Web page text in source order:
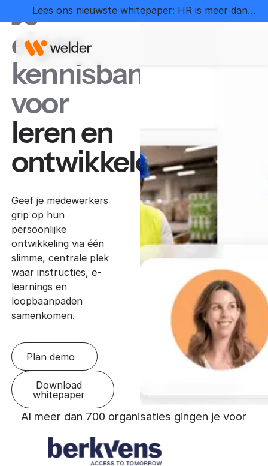
Lees ons nieuwste whitepaper: HR is meer dan
administratie
Je
eigen
kennisbank
voor
leren en
ontwikkelen
Geef je medewerkers
grip op hun
persoonlijke
ontwikkeling via één
slimme, centrale plek
waar instructies, e-
learnings en
loopbaanpaden
samenkomen.
Plan demo
Download
whitepaper
Al meer dan 700 organisaties gingen je voor